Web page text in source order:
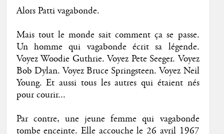
Alors Patti vagabonde.
Mais tout le monde sait comment ça se passe.
Un homme qui vagabonde écrit sa légende.
Voyez Woodie Guthrie. Voyez Pete Seeger. Voyez
Bob Dylan. Voyez Bruce Springsteen. Voyez Neil
Young. Et aussi tous les autres qui étaient nés
pour courir...
Par contre, une jeune femme qui vagabonde
tombe enceinte. Elle accouche le 26 avril 1967